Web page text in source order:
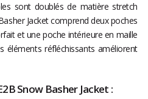
sont doublés de matière stretch
Jacket comprend deux poches
et une poche intérieure en maille
éléments réfléchissants améliorent
Snow Basher Jacket :